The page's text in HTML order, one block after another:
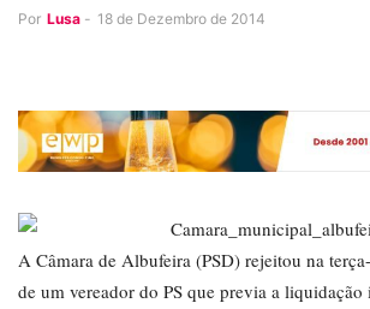
Por Lusa - 18 de Dezembro de 2014
A Câmara de Albufeira (PSD) rejeitou na
de um vereador do PS que previa a